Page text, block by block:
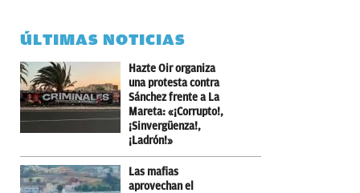
ÚLTIMAS NOTICIAS
Hazte Oir organiza
una protesta contra
Sánchez frente a La
Mareta: «¡Corrupto!,
¡Sinvergüenza!,
¡Ladrón!»
Las mafias
aprovechan el